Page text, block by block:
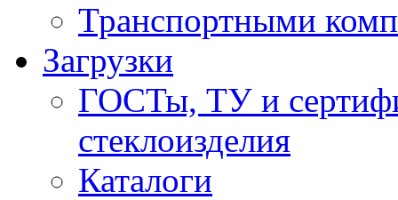
Транспортными
Загрузки
ГОСТы, ТУ и
стеклоизделия
Каталоги